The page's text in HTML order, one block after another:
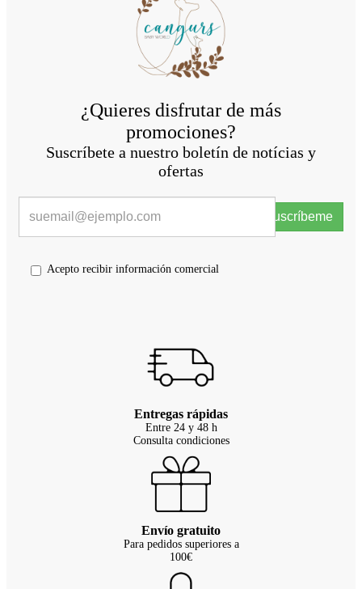
¿Quieres disfrutar de más
promociones?
Suscríbete a nuestro boletín de notícias y
ofertas
Suscríbeme
Acepto recibir información comercial
Entregas rápidas
Entre 24 y 48 h
Consulta condiciones
Envío gratuito
Para pedidos superiores a
100€